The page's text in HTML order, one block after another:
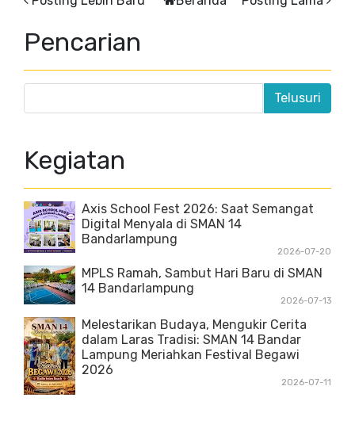
Pencarian
Kegiatan
Axis School Fest 2026: Saat Semangat
Digital Menyala di SMAN 14
Bandarlampung
2026-07-20
MPLS Ramah, Sambut Hari Baru di SMAN
14 Bandarlampung
2026-07-13
Melestarikan Budaya, Mengukir Cerita
dalam Laras Tradisi: SMAN 14 Bandar
Lampung Meriahkan Festival Begawi
2026
2026-07-11